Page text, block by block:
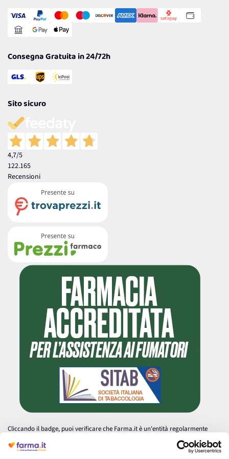
Gestisci Cookie
Reso Facile e Veloce
Consegna Gratuita in 24/72h
Sito sicuro
4,7/5
122.165
Recensioni
Cliccando il badge, puoi verificare che Farma.it è un'entità regolarmente
autorizzata dal Ministero della Salute a effettuare la vendita online di
medicinali.